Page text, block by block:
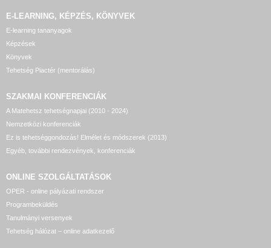
E-LEARNING, KÉPZÉS, KÖNYVEK
E-learning tananyagok
Képzések
Könyvek
Tehetség Piactér (mentorálás)
SZAKMAI KONFERENCIÁK
A Matehetsz tehetségnapjai (2010 - 2024)
Nemzetközi konferenciák
Ez is tehetséggondozás! Elmélet és módszerek (2013)
Egyéb, további rendezvények, konferenciák
ONLINE SZOLGÁLTATÁSOK
OPER - online pályázati rendszer
Programbeküldés
Tanulmányi versenyek
Tehetség hálózat – online adatkezelő